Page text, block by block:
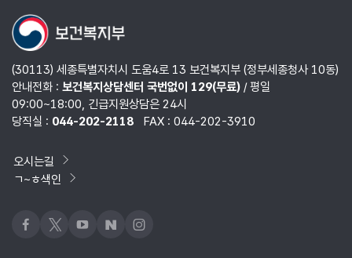
(30113) 세종특별자치시 도움4로 13 보건복지부 (정부세종청사 10동)
안내전화 : 보건복지상담센터 국번없이 129(무료)/ 평일
09:00~18:00, 긴급지원상담은 24시
당직실 : 044-202-2118 FAX : 044-202-3910
오시는길
ㄱ~ㅎ색인
페이스북
x 유튜브네이버블로그
인스타그램